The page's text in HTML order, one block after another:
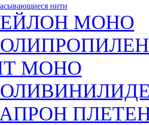
нити
МОНО
МОНО